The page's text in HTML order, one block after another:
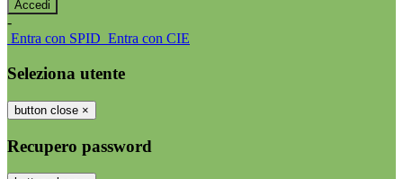
-
Entra con SPID Entra con CIE
Seleziona utente
button close ×
Recupero password